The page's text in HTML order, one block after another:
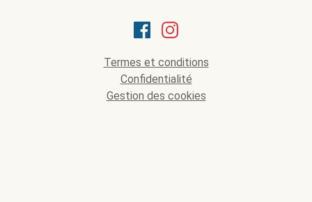
Termes et conditions
Confidentialité
Gestion des cookies